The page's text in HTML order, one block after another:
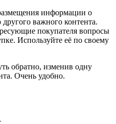
информации о
важного контента.
покупателя вопросы
Используйте её по своему
обратно, изменив одну
Очень удобно.